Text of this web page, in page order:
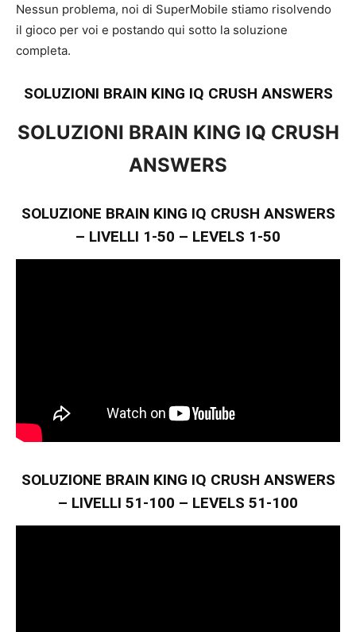
Nessun problema, noi di SuperMobile stiamo risolvendo
il gioco per voi e postando qui sotto la soluzione
completa.
SOLUZIONI BRAIN KING IQ CRUSH ANSWERS
SOLUZIONI BRAIN KING IQ CRUSH
ANSWERS
SOLUZIONE BRAIN KING IQ CRUSH ANSWERS
– LIVELLI 1-50 – LEVELS 1-50
SOLUZIONE BRAIN KING IQ CRUSH ANSWERS
– LIVELLI 51-100 – LEVELS 51-100